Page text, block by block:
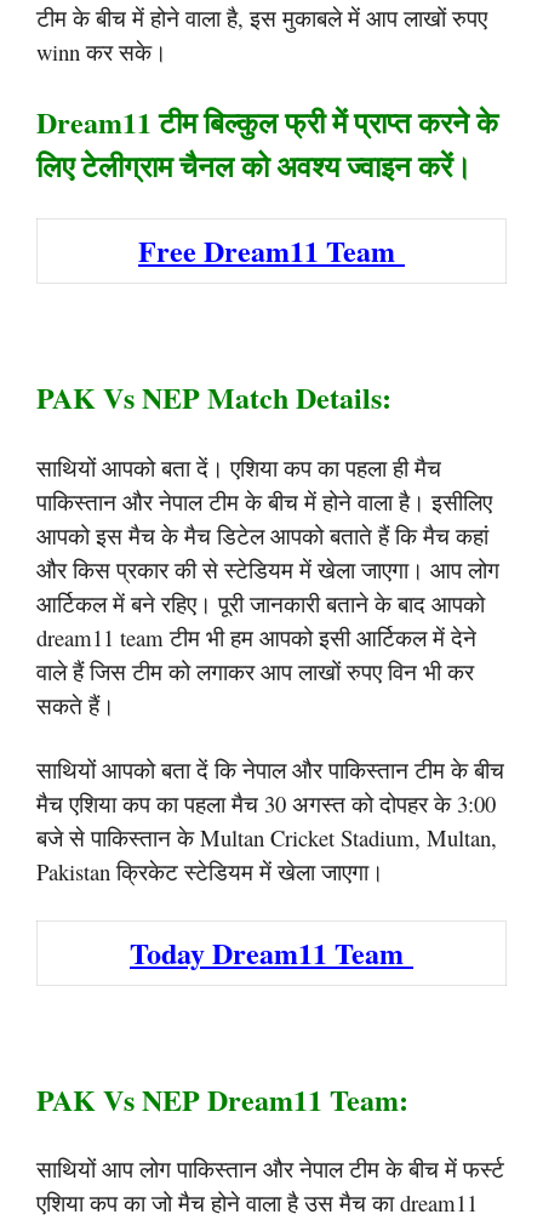
टीम के बीच में होने वाला है, इस मुकाबले में आप लाखों रुपए
winn कर सके।
Dream11 टीम बिल्कुल फ्री में प्राप्त करने के
लिए टेलीग्राम चैनल को अवश्य ज्वाइन करें।
Free Dream11 Team
PAK Vs NEP Match Details:
साथियों आपको बता दें। एशिया कप का पहला ही मैच
पाकिस्तान और नेपाल टीम के बीच में होने वाला है। इसीलिए
आपको इस मैच के मैच डिटेल आपको बताते हैं कि मैच कहां
और किस प्रकार की से स्टेडियम में खेला जाएगा। आप लोग
आर्टिकल में बने रहिए। पूरी जानकारी बताने के बाद आपको
dream11 team टीम भी हम आपको इसी आर्टिकल में देने
वाले हैं जिस टीम को लगाकर आप लाखों रुपए विन भी कर
सकते हैं।
साथियों आपको बता दें कि नेपाल और पाकिस्तान टीम के बीच
मैच एशिया कप का पहला मैच 30 अगस्त को दोपहर के 3:00
बजे से पाकिस्तान के Multan Cricket Stadium, Multan,
Pakistan क्रिकेट स्टेडियम में खेला जाएगा।
Today Dream11 Team
PAK Vs NEP Dream11 Team:
साथियों आप लोग पाकिस्तान और नेपाल टीम के बीच में फर्स्ट
एशिया कप का जो मैच होने वाला है उस मैच का dream11